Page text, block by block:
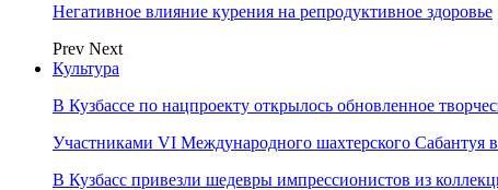
Негативное влияние курения на репродуктивное здоровье
Prev Next
Культура
В Кузбассе по нацпроекту открылось обновленное
Участниками VI Международного шахтерского Сабантуя
В Кузбасс привезли шедевры импрессионистов из